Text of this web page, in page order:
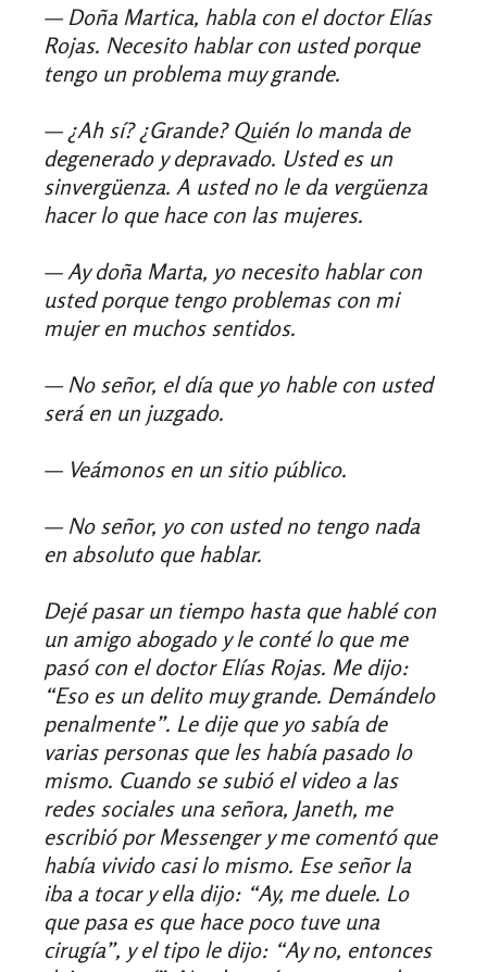
— Doña Martica, habla con el doctor Elías
Rojas. Necesito hablar con usted porque
tengo un problema muy grande.
— ¿Ah sí? ¿Grande? Quién lo manda de
degenerado y depravado. Usted es un
sinvergüenza. A usted no le da vergüenza
hacer lo que hace con las mujeres.
— Ay doña Marta, yo necesito hablar con
usted porque tengo problemas con mi
mujer en muchos sentidos.
— No señor, el día que yo hable con usted
será en un juzgado.
— Veámonos en un sitio público.
— No señor, yo con usted no tengo nada
en absoluto que hablar.
Dejé pasar un tiempo hasta que hablé con
un amigo abogado y le conté lo que me
pasó con el doctor Elías Rojas. Me dijo:
“Eso es un delito muy grande. Demándelo
penalmente”. Le dije que yo sabía de
varias personas que les había pasado lo
mismo. Cuando se subió el video a las
redes sociales una señora, Janeth, me
escribió por Messenger y me comentó que
había vivido casi lo mismo. Ese señor la
iba a tocar y ella dijo: “Ay, me duele. Lo
que pasa es que hace poco tuve una
cirugía”, y el tipo le dijo: “Ay no, entonces